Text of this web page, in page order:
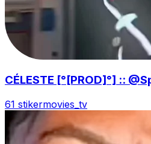
CÉLESTE [°[PROD]°] ::
61 stikermovies_tv